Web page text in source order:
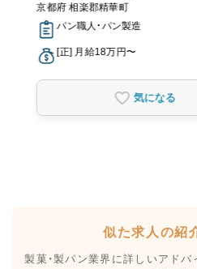
京都府 相楽郡精華町
パン職人・パン製造
[正] 月給18万円〜
気になる
似た求人の紹
製菓・製パン業界に詳しいアドバ